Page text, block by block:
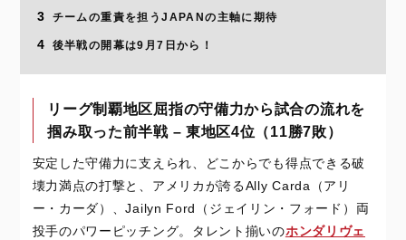
3 チームの重責を担うJAPANの主軸に期待
4 後半戦の開幕は9月7日から！
リーグ制覇地区屈指の守備力から試合の流れを
掴み取った前半戦 – 東地区4位（11勝7敗）
安定した守備力に支えられ、どこからでも得点できる破
壊力満点の打撃と、アメリカが誇るAlly Carda（アリ
ー・カーダ）、Jailyn Ford（ジェイリン・フォード）両
投手のパワーピッチング。タレント揃いのホンダリヴェ